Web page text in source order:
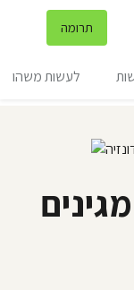
תרומה
לעשות משהו